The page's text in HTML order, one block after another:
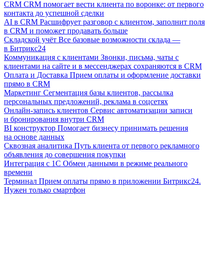
CRM CRM помогает вести клиента по воронке: от первого
контакта до успешной сделки
AI в CRM Расшифрует разговор с клиентом, заполнит поля
в CRM и поможет продавать больше
Складской учёт Все базовые возможности склада —
в Битрикс24
Коммуникация с клиентами Звонки, письма, чаты с
клиентами на сайте и в мессенджерах сохраняются в CRM
Оплата и Доставка Прием оплаты и оформление доставки
прямо в CRM
Маркетинг Сегментация базы клиентов, рассылка
персональных предложений, реклама в соцсетях
Онлайн-запись клиентов Сервис автоматизации записи
и бронирования внутри CRM
BI конструктор Помогает бизнесу принимать решения
на основе данных
Сквозная аналитика Путь клиента от первого рекламного
объявления до совершения покупки
Интеграция с 1С Обмен данными в режиме реального
времени
Терминал Прием оплаты прямо в приложении Битрикс24.
Нужен только смартфон